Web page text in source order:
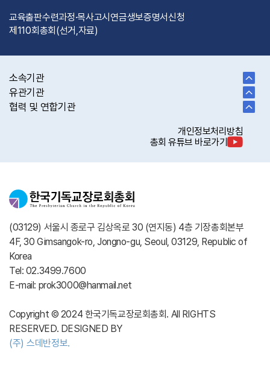
교육출판수련과정·목사고시 연금생보증명서신청
제110회총회(선거,자료)
소속기관
유관기관
협력 및 연합기관
개인정보처리방침
총회 유튜브 바로가기
(03129) 서울시 종로구 김상옥로 30 (연지동) 4층 기장총회본부
4F, 30 Gimsangok-ro, Jongno-gu, Seoul, 03129, Republic of
Korea
Tel: 02.3499.7600
E-mail: prok3000@hanmail.net
Copyright © 2024 한국기독교장로회총회. All RIGHTS
RESERVED. DESIGNED BY
(주) 스데반정보.